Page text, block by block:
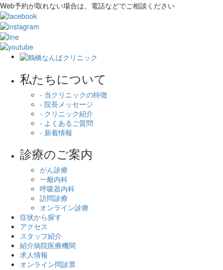
Web予約が取れない場合は、電話などでご相談ください
私たちについて
- 当クリニックの特徴
- 院長メッセージ
- クリニック紹介
- よくあるご質問
- 新着情報
診療のご案内
がん診療
一般内科
呼吸器内科
訪問診療
オンライン診療
症状から探す
アクセス
スタッフ紹介
紹介病院医療機関
求人情報
オンライン問診票